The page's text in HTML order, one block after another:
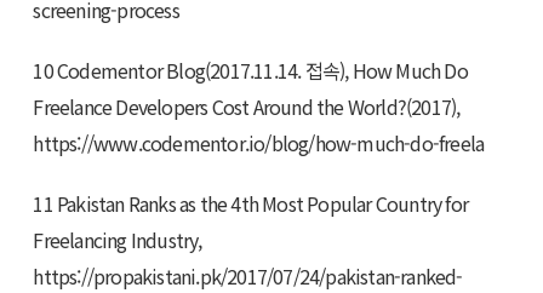
screening-process
10 Codementor Blog(2017.11.14. 접속), How Much Do
Freelance Developers Cost Around the World?(2017),
https://www.codementor.io/blog/how-much-do-freela
11 Pakistan Ranks as the 4th Most Popular Country for
Freelancing Industry,
https://propakistani.pk/2017/07/24/pakistan-ranked-